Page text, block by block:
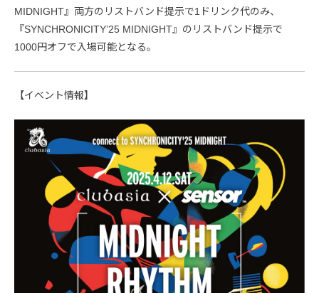
MIDNIGHT』両方のリストバンド提示で1ドリンク代のみ、
『SYNCHRONICITY’25 MIDNIGHT』のリストバンド提示で
1000円オフで入場可能となる。
【イベント情報】